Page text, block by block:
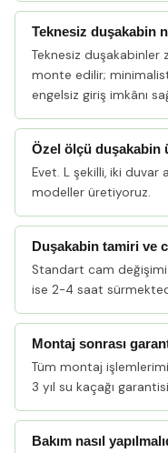
Teknesiz duşakabin
Teknesiz duşakabinler
monte edilir;
engelsiz giriş imkânı
Özel ölçü duşakabin
Evet. L şekilli, iki duvar
modeller üretiyoruz.
Duşakabin tamiri ve
Standart cam değişimi
ise 2-4 saat
Montaj sonrası
Tüm montaj
3 yıl su kaçağı
Bakım nasıl